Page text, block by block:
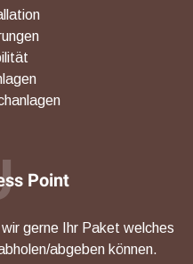
Point
gerne Ihr Paket welches
abgeben können.